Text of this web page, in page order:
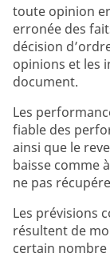
toute opinion
erronée des
décision
opinions et les
document.
Les
fiable des
ainsi que le
baisse comme
ne pas
Les prévisions
résultent de
certain